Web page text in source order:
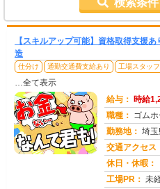
検索条
【スキルアップ可能】資格取得支援
造
仕分け 通勤交通費支給あり 工場スタッ
…全て表示
給与： 時給
職種： ゴム
勤務地： 埼
交通アクセス
休日・休暇：
工場PR： 未経験でも